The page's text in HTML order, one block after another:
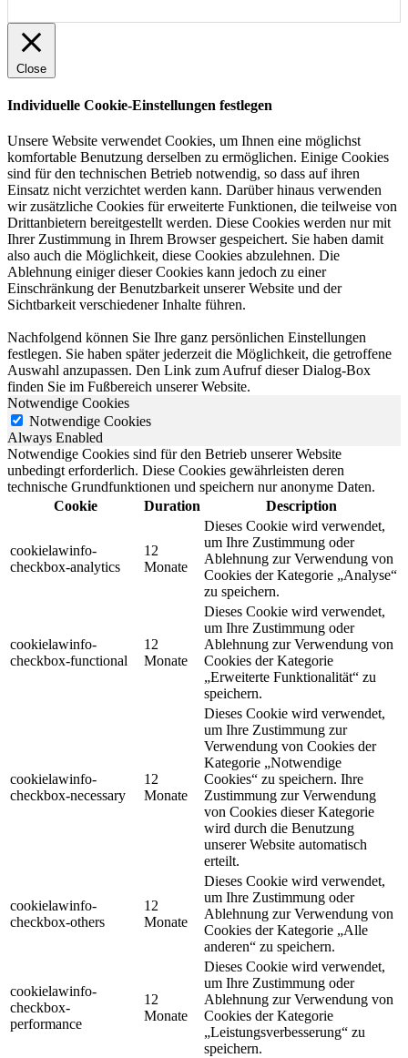
Close
Individuelle Cookie-Einstellungen festlegen
Unsere Website verwendet Cookies, um Ihnen eine möglichst
komfortable Benutzung derselben zu ermöglichen. Einige Cookies
sind für den technischen Betrieb notwendig, so dass auf ihren
Einsatz nicht verzichtet werden kann. Darüber hinaus verwenden
wir zusätzliche Cookies für erweiterte Funktionen, die teilweise von
Drittanbietern bereitgestellt werden. Diese Cookies werden nur mit
Ihrer Zustimmung in Ihrem Browser gespeichert. Sie haben damit
also auch die Möglichkeit, diese Cookies abzulehnen. Die
Ablehnung einiger dieser Cookies kann jedoch zu einer
Einschränkung der Benutzbarkeit unserer Website und der
Sichtbarkeit verschiedener Inhalte führen.
Nachfolgend können Sie Ihre ganz persönlichen Einstellungen
festlegen. Sie haben später jederzeit die Möglichkeit, die getroffene
Auswahl anzupassen. Den Link zum Aufruf dieser Dialog-Box
finden Sie im Fußbereich unserer Website.
Notwendige Cookies
Notwendige Cookies
Always Enabled
Notwendige Cookies sind für den Betrieb unserer Website
unbedingt erforderlich. Diese Cookies gewährleisten deren
technische Grundfunktionen und speichern nur anonyme Daten.
Cookie
Duration Description
cookielawinfo-
checkbox-analytics
12
Monate
Dieses Cookie wird verwendet,
um Ihre Zustimmung oder
Ablehnung zur Verwendung von
Cookies der Kategorie „Analyse“
zu speichern.
cookielawinfo-
checkbox-functional
12
Monate
Dieses Cookie wird verwendet,
um Ihre Zustimmung oder
Ablehnung zur Verwendung von
Cookies der Kategorie
„Erweiterte Funktionalität“ zu
speichern.
cookielawinfo-
checkbox-necessary
12
Monate
Dieses Cookie wird verwendet,
um Ihre Zustimmung zur
Verwendung von Cookies der
Kategorie „Notwendige
Cookies“ zu speichern. Ihre
Zustimmung zur Verwendung
von Cookies dieser Kategorie
wird durch die Benutzung
unserer Website automatisch
erteilt.
cookielawinfo-
checkbox-others
12
Monate
Dieses Cookie wird verwendet,
um Ihre Zustimmung oder
Ablehnung zur Verwendung von
Cookies der Kategorie „Alle
anderen“ zu speichern.
cookielawinfo-
checkbox-
performance
12
Monate
Dieses Cookie wird verwendet,
um Ihre Zustimmung oder
Ablehnung zur Verwendung von
Cookies der Kategorie
„Leistungsverbesserung“ zu
speichern.